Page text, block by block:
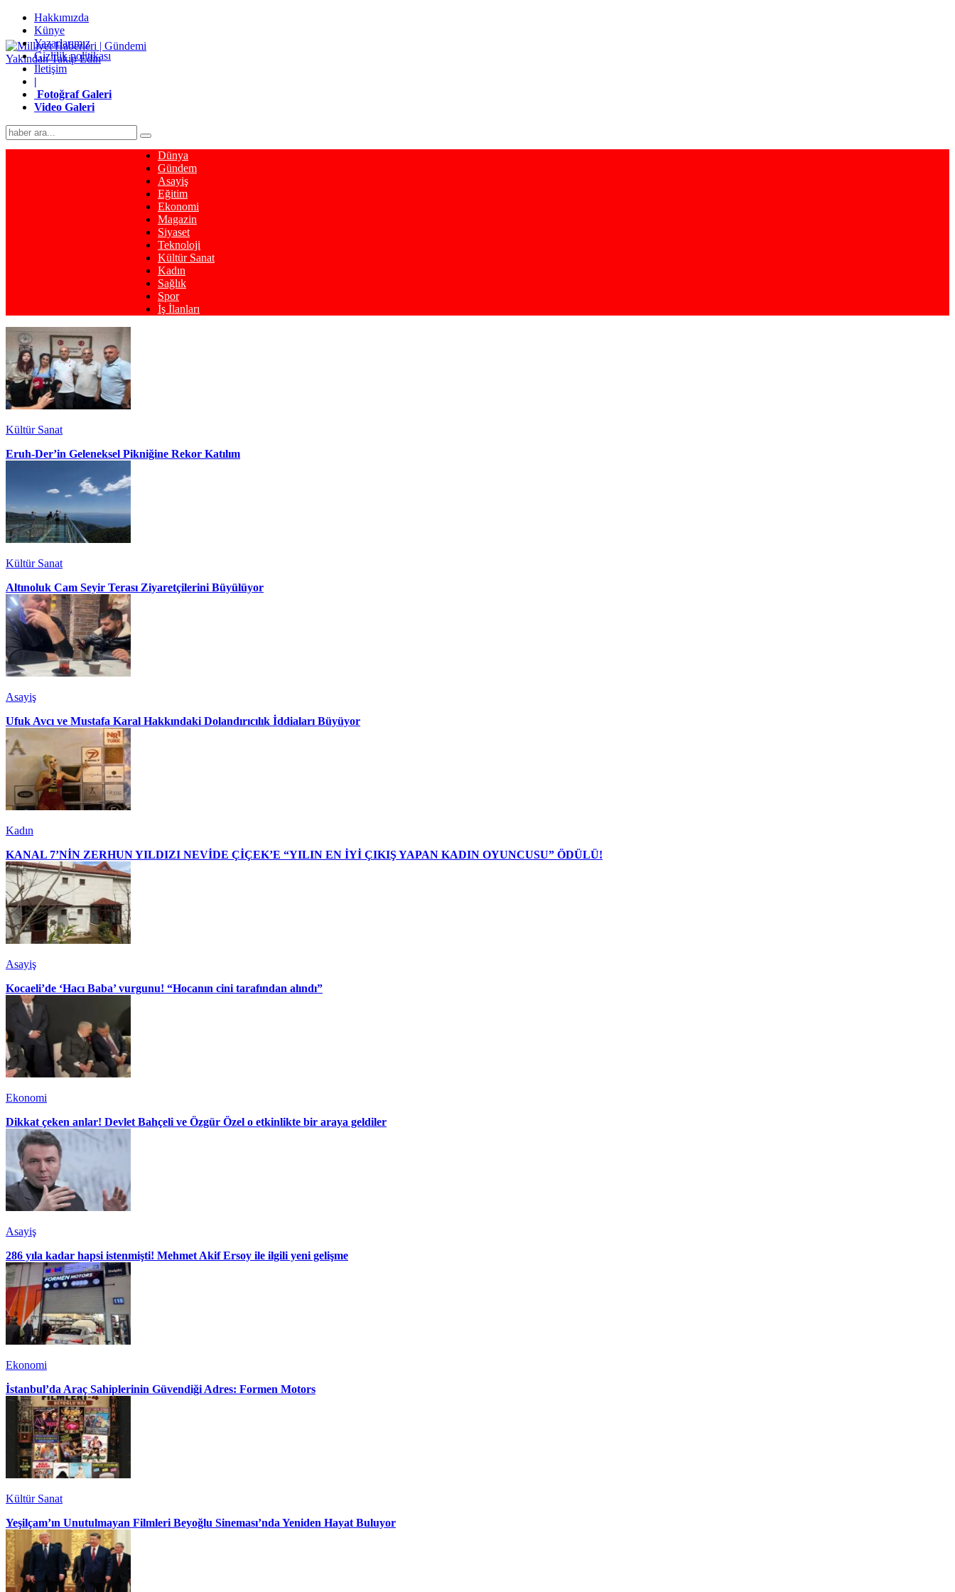
Hakkımızda
Künye
Yazarlarımız
Gizlilik politikası
İletişim
|
Fotoğraf Galeri
Video Galeri
Dünya
Gündem
Asayiş
Eğitim
Ekonomi
Magazin
Siyaset
Teknoloji
Kültür Sanat
Kadın
Sağlık
Spor
İş İlanları
Kültür Sanat
Eruh-Der’in Geleneksel Pikniğine Rekor Katılım
Kültür Sanat
Altınoluk Cam Seyir Terası Ziyaretçilerini Büyülüyor
Asayiş
Ufuk Avcı ve Mustafa Karal Hakkındaki Dolandırıcılık İddiaları Büyüyor
Kadın
KANAL 7’NİN ZERHUN YILDIZI NEVİDE ÇİÇEK’E “YILIN EN İYİ ÇIKIŞ YAPAN KADIN OYUNCUSU” ÖDÜLÜ!
Asayiş
Kocaeli’de ‘Hacı Baba’ vurgunu! “Hocanın cini tarafından alındı”
Ekonomi
Dikkat çeken anlar! Devlet Bahçeli ve Özgür Özel o etkinlikte bir araya geldiler
Asayiş
286 yıla kadar hapsi istenmişti! Mehmet Akif Ersoy ile ilgili yeni gelişme
Ekonomi
İstanbul’da Araç Sahiplerinin Güvendiği Adres: Formen Motors
Kültür Sanat
Yeşilçam’ın Unutulmayan Filmleri Beyoğlu Sineması’nda Yeniden Hayat Buluyor